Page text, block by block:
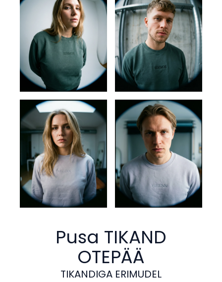
Pusa TIKAND
OTEPÄÄ
TIKANDIGA ERIMUDEL